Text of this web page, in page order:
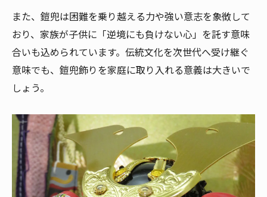
また、鎧兜は困難を乗り越える力や強い意志を象徴して
おり、家族が子供に「逆境にも負けない心」を託す意味
合いも込められています。伝統文化を次世代へ受け継ぐ
意味でも、鎧兜飾りを家庭に取り入れる意義は大きいで
しょう。